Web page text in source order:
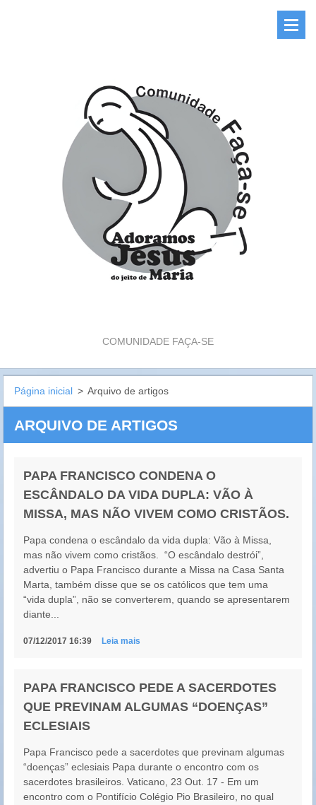
COMUNIDADE FAÇA-SE
Página inicial > Arquivo de artigos
ARQUIVO DE ARTIGOS
PAPA FRANCISCO CONDENA O
ESCÂNDALO DA VIDA DUPLA: VÃO À
MISSA, MAS NÃO VIVEM COMO CRISTÃOS.
Papa condena o escândalo da vida dupla: Vão à Missa,
mas não vivem como cristãos. “O escândalo destrói”,
advertiu o Papa Francisco durante a Missa na Casa Santa
Marta, também disse que se os católicos que tem uma
“vida dupla”, não se converterem, quando se apresentarem
diante...
07/12/2017 16:39 Leia mais
PAPA FRANCISCO PEDE A SACERDOTES
QUE PREVINAM ALGUMAS “DOENÇAS”
ECLESIAIS
Papa Francisco pede a sacerdotes que previnam algumas
“doenças” eclesiais Papa durante o encontro com os
sacerdotes brasileiros. Vaticano, 23 Out. 17 - Em um
encontro com o Pontifício Colégio Pio Brasileiro, no qual